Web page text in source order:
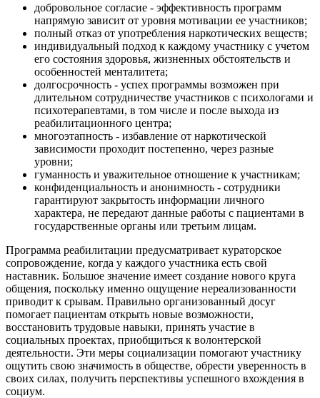
добровольное согласие - эффективность программ
напрямую зависит от уровня мотивации ее участников;
полный отказ от употребления наркотических веществ;
индивидуальный подход к каждому участнику с учетом
его состояния здоровья, жизненных обстоятельств и
особенностей менталитета;
долгосрочность - успех программы возможен при
длительном сотрудничестве участников с психологами и
психотерапевтами, в том числе и после выхода из
реабилитационного центра;
многоэтапность - избавление от наркотической
зависимости проходит постепенно, через разные
уровни;
гуманность и уважительное отношение к участникам;
конфиденциальность и анонимность - сотрудники
гарантируют закрытость информации личного
характера, не передают данные работы с пациентами в
государственные органы или третьим лицам.
Программа реабилитации предусматривает кураторское
сопровождение, когда у каждого участника есть свой
наставник. Большое значение имеет создание нового круга
общения, поскольку именно ощущение нереализованности
приводит к срывам. Правильно организованный досуг
помогает пациентам открыть новые возможности,
восстановить трудовые навыки, принять участие в
социальных проектах, приобщиться к волонтерской
деятельности. Эти меры социализации помогают участнику
ощутить свою значимость в обществе, обрести уверенность в
своих силах, получить перспективы успешного вхождения в
социум.